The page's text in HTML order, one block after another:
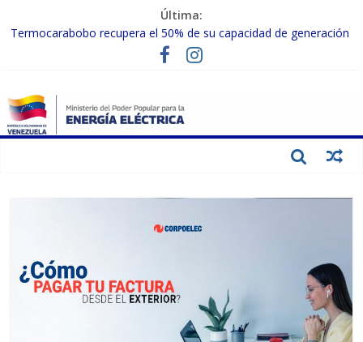
Última:
Termocarabobo recupera el 50% de su capacidad de generación
MPPEE avanza en la recuperación de infraestructuras eléctricas
Gobierno Nacional coordina acciones con el sector privado para
fortalecer el SEN ante el «Súper Niño»
Inspeccionan trabajos de rehabilitación en instalaciones del SEN